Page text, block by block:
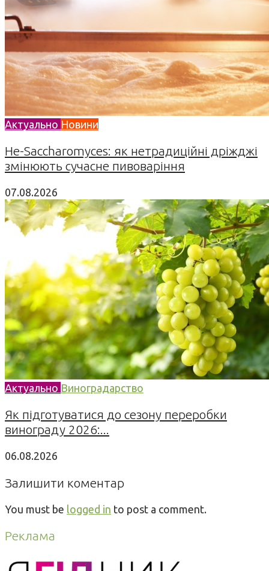
Актуально Новини
Не-Saccharomyces: як нетрадиційні дріжджі
змінюють сучасне пивоваріння
07.08.2026
Актуально Виноградарство
Як підготуватися до сезону переробки
винограду 2026:...
06.08.2026
Залишити коментар
You must be logged in to post a comment.
Реклама